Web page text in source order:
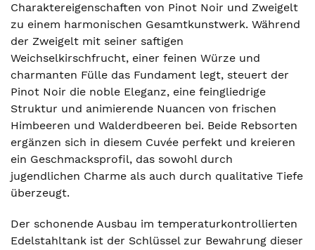
Charaktereigenschaften von Pinot Noir und Zweigelt
zu einem harmonischen Gesamtkunstwerk. Während
der Zweigelt mit seiner saftigen
Weichselkirschfrucht, einer feinen Würze und
charmanten Fülle das Fundament legt, steuert der
Pinot Noir die noble Eleganz, eine feingliedrige
Struktur und animierende Nuancen von frischen
Himbeeren und Walderdbeeren bei. Beide Rebsorten
ergänzen sich in diesem Cuvée perfekt und kreieren
ein Geschmacksprofil, das sowohl durch
jugendlichen Charme als auch durch qualitative Tiefe
überzeugt.
Der schonende Ausbau im temperaturkontrollierten
Edelstahltank ist der Schlüssel zur Bewahrung dieser